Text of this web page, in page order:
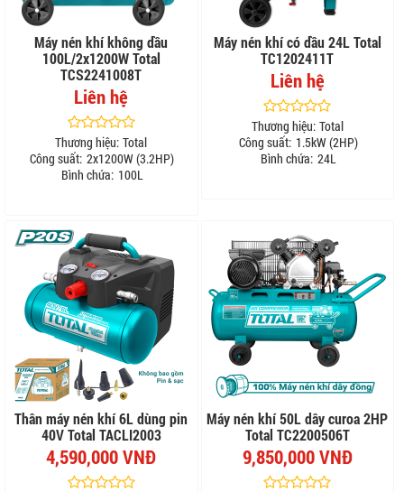
Máy nén khí không dầu
100L/2x1200W Total
TCS2241008T
Liên hệ
Thương hiệu: Total
Công suất: 2x1200W (3.2HP)
Bình chứa: 100L
Máy nén khí có dầu 24L Total
TC1202411T
Liên hệ
Thương hiệu: Total
Công suất: 1.5kW (2HP)
Bình chứa: 24L
Thân máy nén khí 6L dùng pin
40V Total TACLI2003
4,590,000 VNĐ
Máy nén khí 50L dây curoa 2HP
Total TC2200506T
9,850,000 VNĐ